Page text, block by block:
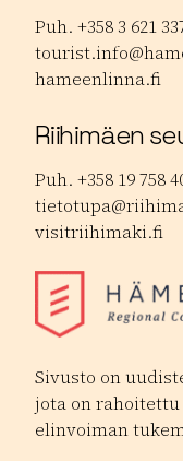
Puh. +358 3 621
hameenlinna.fi
Riihimäen
Puh. +358 19 758
visitriihimaki.fi
Sivusto on
jota on
elinvoiman